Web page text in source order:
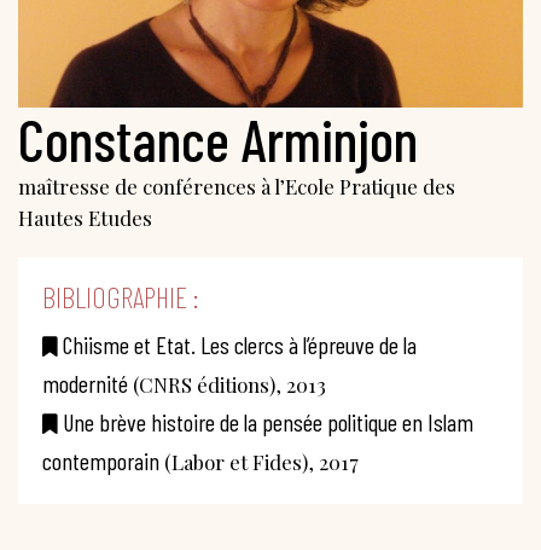
Constance Arminjon
maîtresse de conférences à l’Ecole Pratique des
Hautes Etudes
BIBLIOGRAPHIE :
Chiisme et Etat. Les clercs à l’épreuve de la
modernité (CNRS éditions), 2013
Une brève histoire de la pensée politique en Islam
contemporain (Labor et Fides), 2017